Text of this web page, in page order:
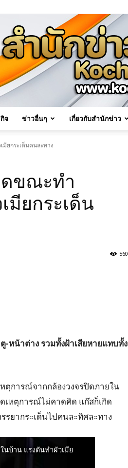
News
จ ข่าวอื่นๆ เกี่ยวกับสำนักข่าว
ยกระเด็นคนละทาง
ดขณะทำ
มียกระเด็น
560
-หน้าต่าง รวมทั้งฝ้าเสียหายแทบทั้ง
ตุการณ์จากกล้องวงจรปิดภายใน
เหตุการณ์ไม่คาดคิด แก๊สก็เกิด
รยากระเด็นไปคนละทิศละทาง